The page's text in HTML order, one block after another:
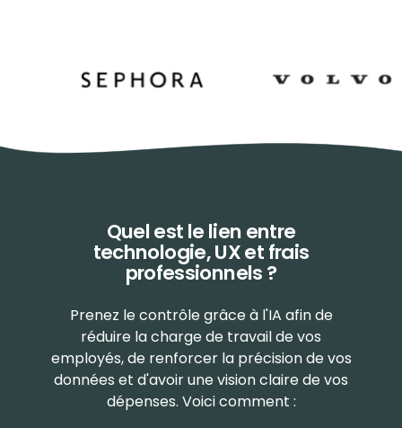
Quel est le lien entre
technologie,UX et frais
professionnels ?
Prenez le contrôle grâce à l'IA afin de
réduire la charge de travail de vos
employés, de renforcer la précision de vos
données et d'avoir une vision claire de vos
dépenses. Voici comment :